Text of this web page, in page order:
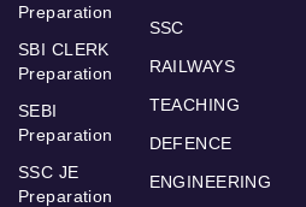
Preparation
SBI CLERK
Preparation
SEBI
Preparation
SSC JE
Preparation
SSC
RAILWAYS
TEACHING
DEFENCE
ENGINEERING